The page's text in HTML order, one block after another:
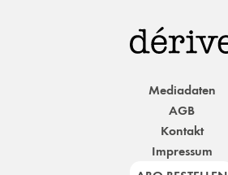
Mediadaten
AGB
Kontakt
Impressum